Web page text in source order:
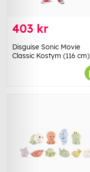
403 kr
Disguise Sonic Movie
Classic Kostym (116 cm)